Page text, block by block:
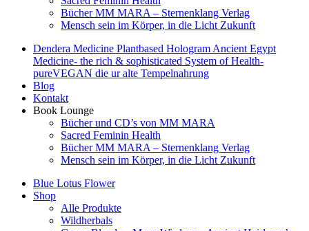
Bücher MM MARA – Sternenklang Verlag
Mensch sein im Körper, in die Licht Zukunft
Dendera Medicine Plantbased Hologram Ancient Egypt
Medicine- the rich & sophisticated System of Health-
pureVEGAN die ur alte Tempelnahrung
Blog
Kontakt
Book Lounge
Bücher und CD’s von MM MARA
Sacred Feminin Health
Bücher MM MARA – Sternenklang Verlag
Mensch sein im Körper, in die Licht Zukunft
Blue Lotus Flower
Shop
Alle Produkte
Wildherbals